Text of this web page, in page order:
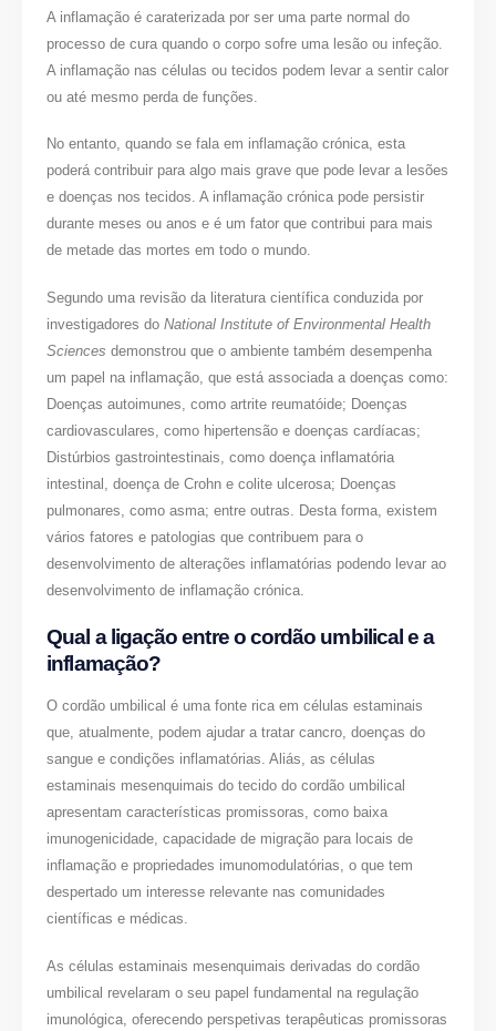
A inflamação é caraterizada por ser uma parte normal do
processo de cura quando o corpo sofre uma lesão ou infeção.
A inflamação nas células ou tecidos podem levar a sentir calor
ou até mesmo perda de funções.
No entanto, quando se fala em inflamação crónica, esta
poderá contribuir para algo mais grave que pode levar a lesões
e doenças nos tecidos. A inflamação crónica pode persistir
durante meses ou anos e é um fator que contribui para mais
de metade das mortes em todo o mundo.
Segundo uma revisão da literatura científica conduzida por
investigadores do National Institute of Environmental Health
Sciences demonstrou que o ambiente também desempenha
um papel na inflamação, que está associada a doenças como:
Doenças autoimunes, como artrite reumatóide; Doenças
cardiovasculares, como hipertensão e doenças cardíacas;
Distúrbios gastrointestinais, como doença inflamatória
intestinal, doença de Crohn e colite ulcerosa; Doenças
pulmonares, como asma; entre outras. Desta forma, existem
vários fatores e patologias que contribuem para o
desenvolvimento de alterações inflamatórias podendo levar ao
desenvolvimento de inflamação crónica.
Qual a ligação entre o cordão umbilical e a
inflamação?
O cordão umbilical é uma fonte rica em células estaminais
que, atualmente, podem ajudar a tratar cancro, doenças do
sangue e condições inflamatórias. Aliás, as células
estaminais mesenquimais do tecido do cordão umbilical
apresentam características promissoras, como baixa
imunogenicidade, capacidade de migração para locais de
inflamação e propriedades imunomodulatórias, o que tem
despertado um interesse relevante nas comunidades
científicas e médicas.
As células estaminais mesenquimais derivadas do cordão
umbilical revelaram o seu papel fundamental na regulação
imunológica, oferecendo perspetivas terapêuticas promissoras